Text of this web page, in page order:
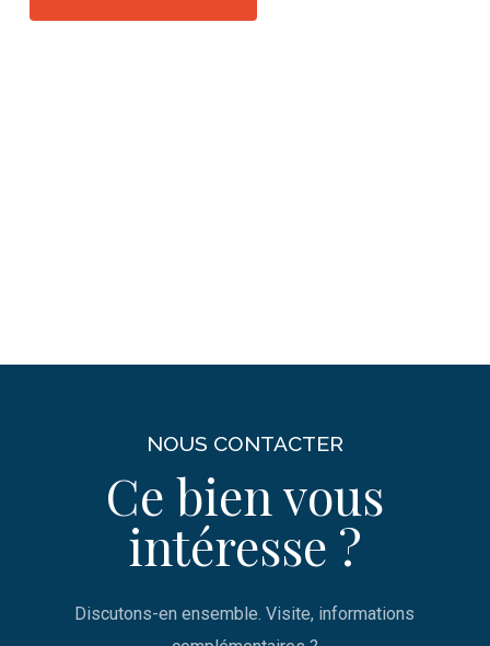
NOUS CONTACTER
Ce bien vous
intéresse ?
Discutons-en ensemble. Visite, informations